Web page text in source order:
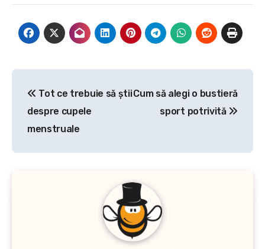
articole
Tot ce trebuie să știi
despre cupele
menstruale
Cum să alegi o bustieră
sport potrivită